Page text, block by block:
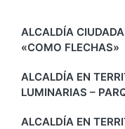
ALCALDÍA
«COMO FLECHAS»
ALCALDÍA EN
LUMINARIAS –
ALCALDÍA EN